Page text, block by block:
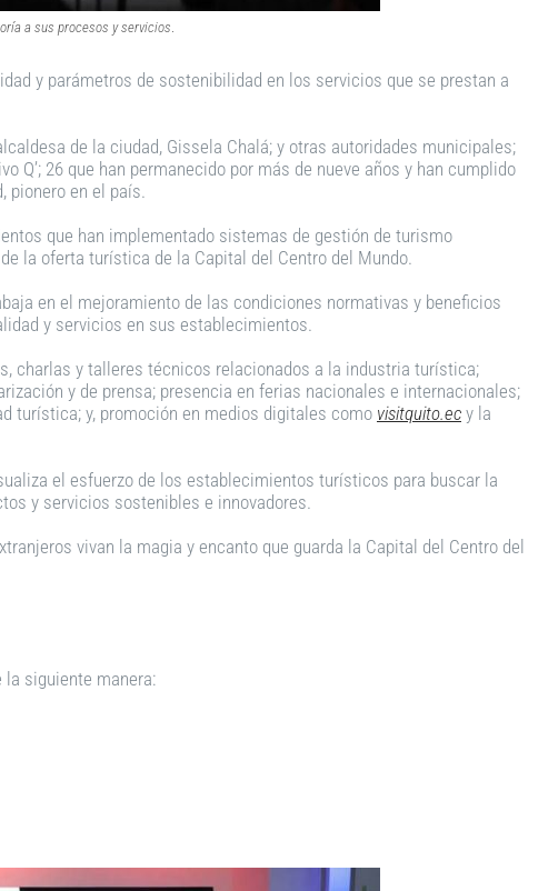
a sus procesos y servicios
y parámetros de sostenibilidad en los servicios que se prestan a
de la ciudad, Gissela Chalá; y otras autoridades municipales;
26 que han permanecido por más de nueve años y han cumplido
pionero en el país.
que han implementado sistemas de gestión de turismo
la oferta turística de la Capital del Centro del Mundo.
en el mejoramiento de las condiciones normativas y beneficios
y servicios en sus establecimientos.
charlas y talleres técnicos relacionados a la industria turística;
y de prensa; presencia en ferias nacionales e internacionales;
turística; y, promoción en medios digitales como visitquito.ec y la
el esfuerzo de los establecimientos turísticos para buscar la
y servicios sostenibles e innovadores.
vivan la magia y encanto que guarda la Capital del Centro del
siguiente manera: